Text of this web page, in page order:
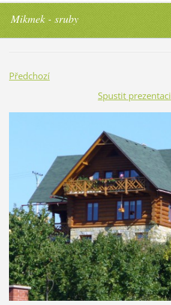
Mikmek - sruby
Předchozí
Spustit prezentaci